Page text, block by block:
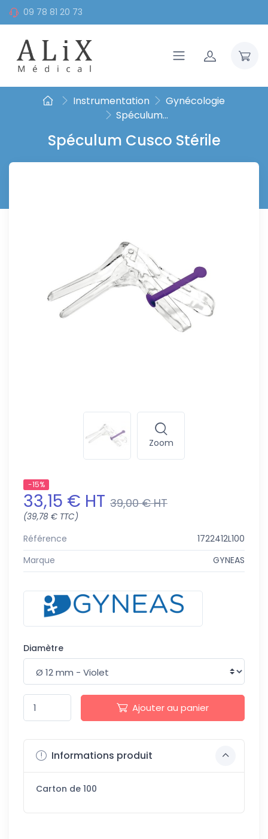
09 78 81 20 73
Instrumentation
Gynécologie
Spéculum...
Spéculum Cusco Stérile
Zoom
-15%
33,15 € HT 39,00 € HT
(39,78 € TTC)
Référence
1722412L100
Marque
GYNEAS
Diamètre
Ajouter au panier
Informations produit
Carton de 100